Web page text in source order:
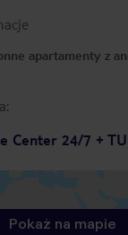
apartamenty z
Center 24/7 +
Pokaż na mapie